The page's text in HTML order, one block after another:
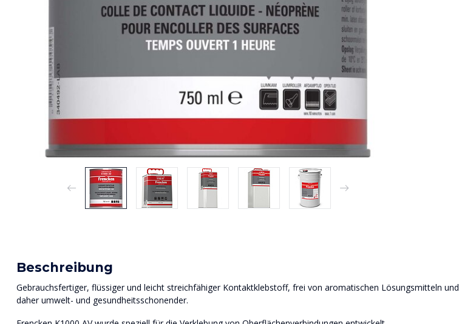
Beschreibung
Gebrauchsfertiger, flüssiger und leicht streichfähiger Kontaktklebstoff, frei von aromatischen Lösungsmitteln und
daher umwelt- und gesundheitsschonender.